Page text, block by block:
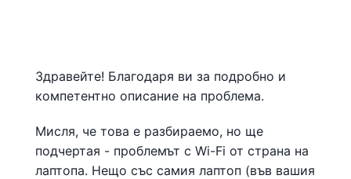
Здравейте! Благодаря ви за подробно и
компетентно описание на проблема.
Мисля, че това е разбираемо, но ще
подчертая - проблемът с Wi-Fi от страна на
лаптопа. Нещо със самия лаптоп (във вашия